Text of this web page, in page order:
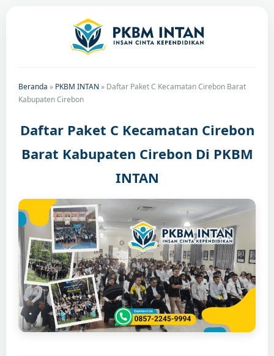
Beranda » PKBM INTAN » Daftar Paket C Kecamatan Cirebon Barat
Kabupaten Cirebon
Daftar Paket C Kecamatan Cirebon
Barat Kabupaten Cirebon Di PKBM
INTAN